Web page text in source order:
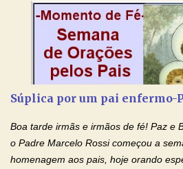
Queremos sempre lembrar-nos deste
e invocar-vos como nosso patrono,
bem de nossas almas. São Charbel!
aqueles que invocam o vosso nome e
Deus, admirável em Vossos Santos,
e a força para fazer triunfar, na sua
monásticas: a obediência, a castidade
manifestastes o poder de sua
milagres e gra...
Súplica por um pai enfermo-
Boa tarde irmãs e irmãos de fé! Paz e
o Padre Marcelo Rossi começou a
homenagem aos pais, hoje orando